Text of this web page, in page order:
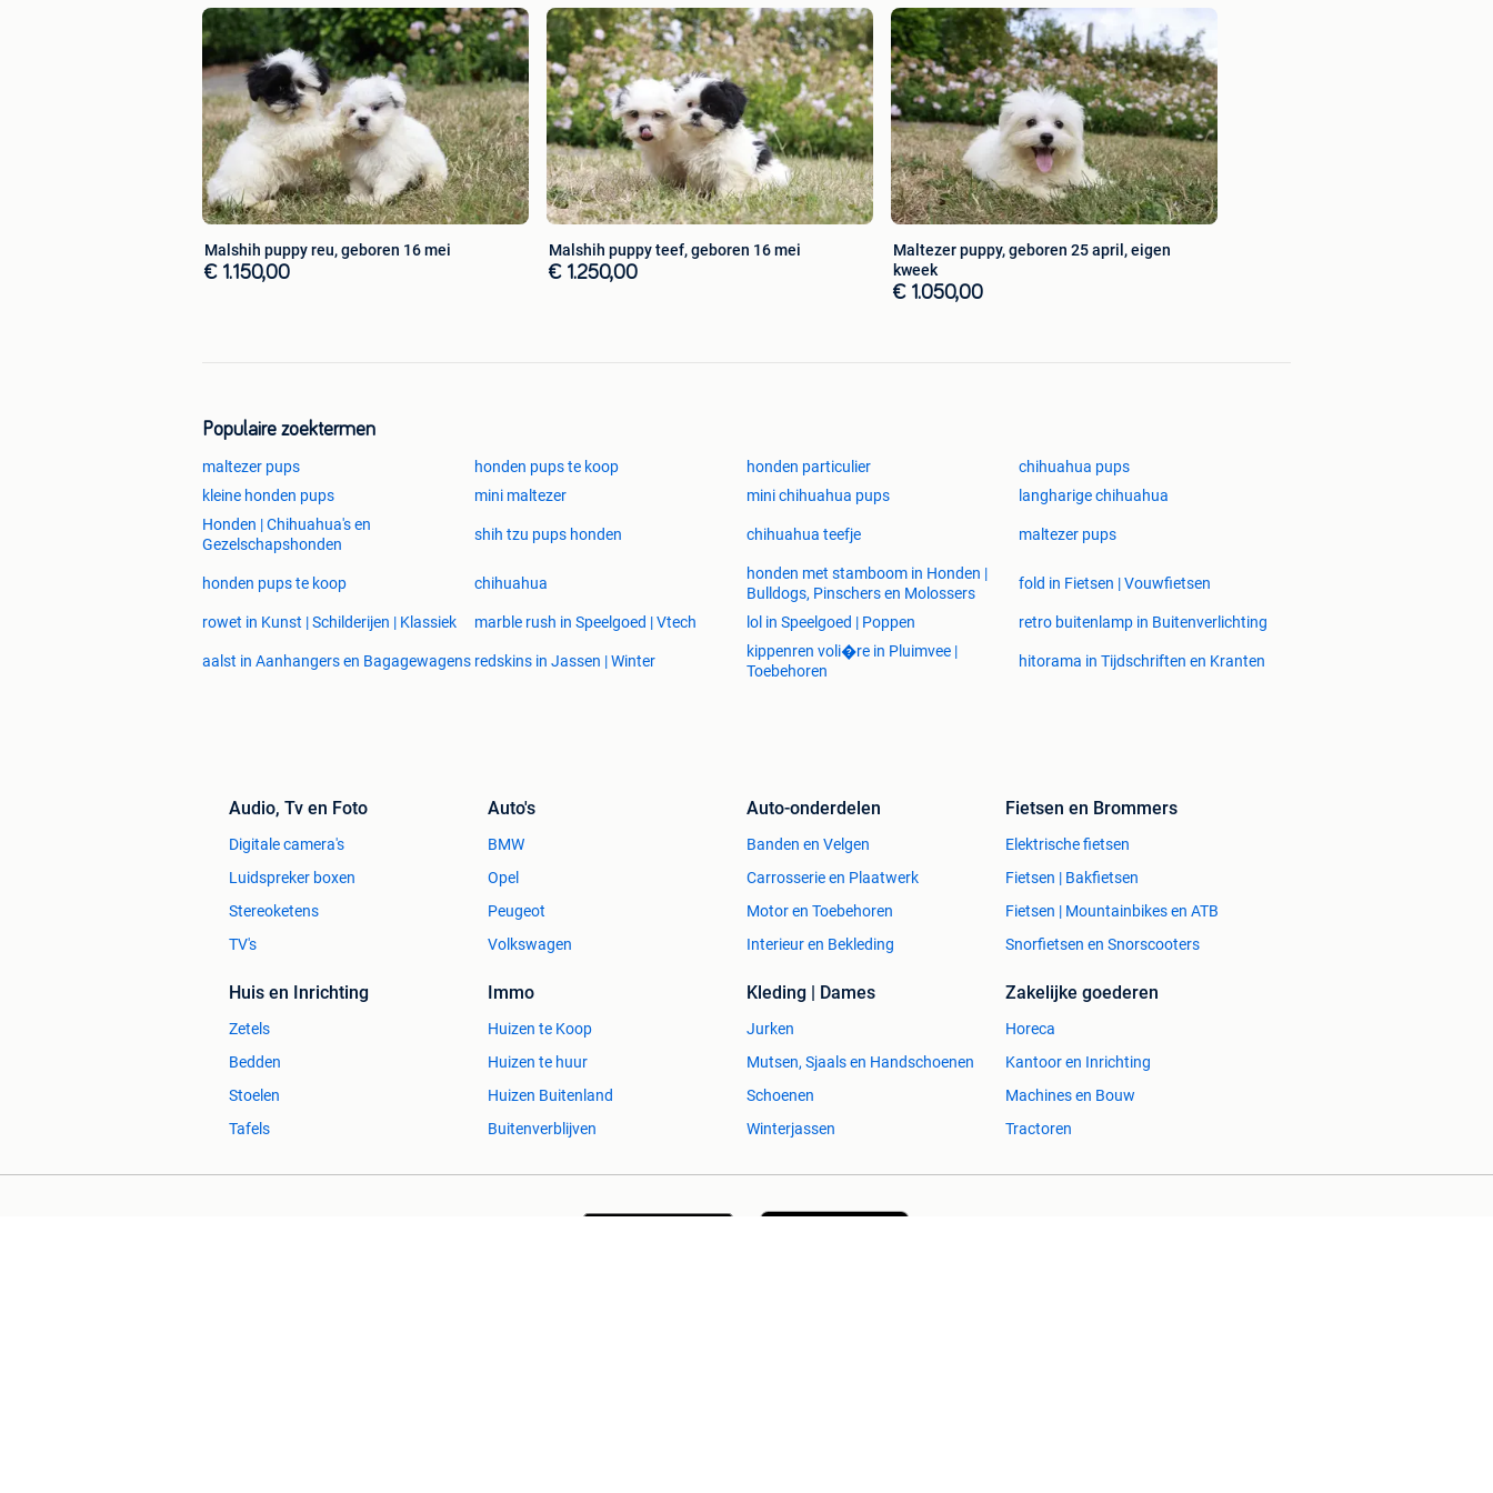
gsm : 0477/37.93.17
Het verwerven van een hond is een verantwoordelijke daad veel meer dan het veranderen van
huis of auto . Denk er over na! Een hond is voor het leven.
succes met de aankoop van uw puppy
Malshih puppy reu, geboren 16 mei
€ 1.150,00
Malshih puppy teef, geboren 16 mei
€ 1.250,00
Maltezer puppy, geboren 25 april, eigen
kweek
€ 1.050,00
Populaire zoektermen
maltezer pups honden pups te koop honden particulier
chihuahua pups
kleine honden pups
mini maltezer mini chihuahua pups
langharige chihuahua
Honden | Chihuahua's en
Gezelschapshonden
shih tzu pups honden chihuahua teefje maltezer pups
honden pups te koop chihuahua
honden met stamboom in Honden |
Bulldogs, Pinschers en Molossers
fold in Fietsen | Vouwfietsen
rowet in Kunst | Schilderijen | Klassiek marble rush in Speelgoed | Vtech lol in Speelgoed | Poppen retro buitenlamp in Buitenverlichting
aalst in Aanhangers en Bagagewagens redskins in Jassen | Winter
kippenren voli�re in Pluimvee |
Toebehoren
hitorama in Tijdschriften en Kranten
Audio, Tv en Foto
Digitale camera's
Luidspreker boxen
Stereoketens
TV's
Auto's
BMW
Opel
Peugeot
Volkswagen
Auto-onderdelen
Banden en Velgen
Carrosserie en Plaatwerk
Motor en Toebehoren
Interieur en Bekleding
Fietsen en Brommers
Elektrische fietsen
Fietsen | Bakfietsen
Fietsen | Mountainbikes en ATB
Snorfietsen en Snorscooters
Huis en Inrichting
Zetels
Bedden
Stoelen
Tafels
Immo
Huizen te Koop
Huizen te huur
Huizen Buitenland
Buitenverblijven
Kleding | Dames
Jurken
Mutsen, Sjaals en Handschoenen
Schoenen
Winterjassen
Zakelijke goederen
Horeca
Kantoor en Inrichting
Machines en Bouw
Tractoren